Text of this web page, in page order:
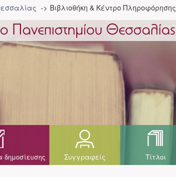
Βιβλιοθήκη & Κέντρο Πληροφόρησης
δημοσίευσης Συγγραφείς Τίτλοι